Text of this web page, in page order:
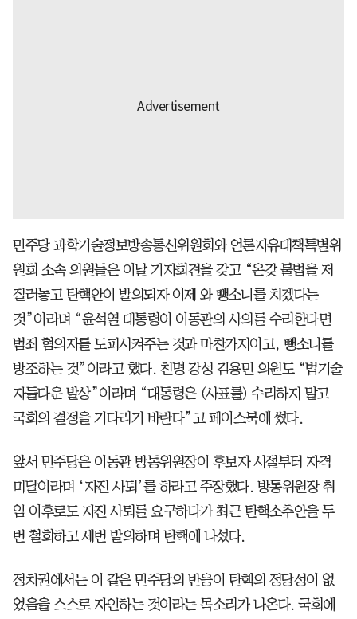
민주당 과학기술정보방송통신위원회와 언론자유대책특별위
원회 소속 의원들은 이날 기자회견을 갖고 “온갖 불법을 저
질러놓고 탄핵안이 발의되자 이제 와 뺑소니를 치겠다는
것”이라며 “윤석열 대통령이 이동관의 사의를 수리한다면
범죄 혐의자를 도피시켜주는 것과 마찬가지이고, 뺑소니를
방조하는 것”이라고 했다. 친명 강성 김용민 의원도 “법기술
자들다운 발상”이라며 “대통령은 (사표를) 수리하지 말고
국회의 결정을 기다리기 바란다”고 페이스북에 썼다.
앞서 민주당은 이동관 방통위원장이 후보자 시절부터 자격
미달이라며 ‘자진 사퇴’를 하라고 주장했다. 방통위원장 취
임 이후로도 자진 사퇴를 요구하다가 최근 탄핵소추안을 두
번 철회하고 세번 발의하며 탄핵에 나섰다.
정치권에서는 이 같은 민주당의 반응이 탄핵의 정당성이 없
었음을 스스로 자인하는 것이라는 목소리가 나온다. 국회에